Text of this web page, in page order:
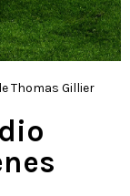
Thomas Gillier